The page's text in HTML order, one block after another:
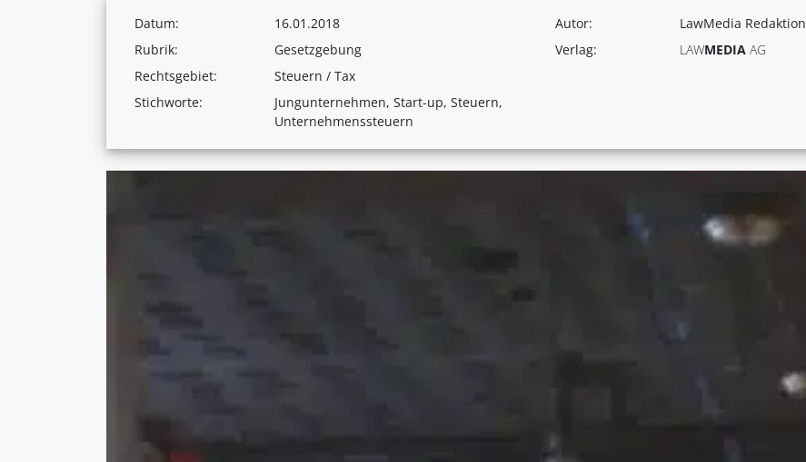
Datum:
16.01.2018
Rubrik:
Gesetzgebung
Rechtsgebiet:
Steuern / Tax
Stichworte:
Jungunternehmen, Start-up, Steuern,
Unternehmenssteuern
Autor:
LawMedia Redaktion
Verlag:
LAWMEDIA AG